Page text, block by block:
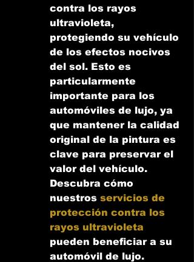
contra los rayos
ultravioleta,
protegiendo su vehículo
de los efectos nocivos
del sol. Esto es
particularmente
importante para los
automóviles de lujo, ya
que mantener la calidad
original de la pintura es
clave para preservar el
valor del vehículo.
Descubra cómo
nuestros servicios de
protección contra los
rayos ultravioleta
pueden beneficiar a su
automóvil de lujo.